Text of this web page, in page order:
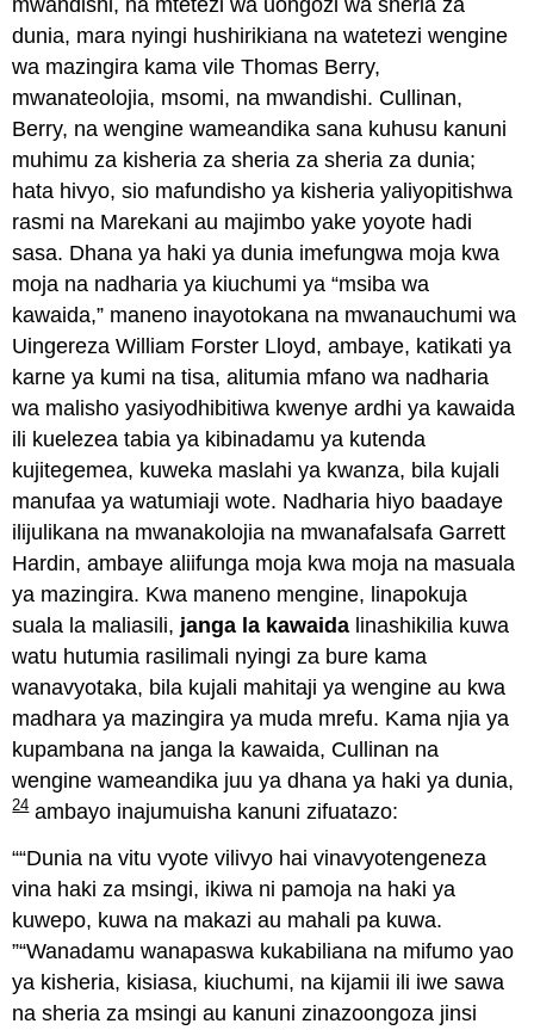
dunia, mara nyingi hushirikiana na watetezi wengine
wa mazingira kama vile Thomas Berry,
mwanateolojia, msomi, na mwandishi. Cullinan,
Berry, na wengine wameandika sana kuhusu kanuni
muhimu za kisheria za sheria za sheria za dunia;
hata hivyo, sio mafundisho ya kisheria yaliyopitishwa
rasmi na Marekani au majimbo yake yoyote hadi
sasa. Dhana ya haki ya dunia imefungwa moja kwa
moja na nadharia ya kiuchumi ya “msiba wa
kawaida,” maneno inayotokana na mwanauchumi wa
Uingereza William Forster Lloyd, ambaye, katikati ya
karne ya kumi na tisa, alitumia mfano wa nadharia
wa malisho yasiyodhibitiwa kwenye ardhi ya kawaida
ili kuelezea tabia ya kibinadamu ya kutenda
kujitegemea, kuweka maslahi ya kwanza, bila kujali
manufaa ya watumiaji wote. Nadharia hiyo baadaye
ilijulikana na mwanakolojia na mwanafalsafa Garrett
Hardin, ambaye aliifunga moja kwa moja na masuala
ya mazingira. Kwa maneno mengine, linapokuja
suala la maliasili, janga la kawaida linashikilia kuwa
watu hutumia rasilimali nyingi za bure kama
wanavyotaka, bila kujali mahitaji ya wengine au kwa
madhara ya mazingira ya muda mrefu. Kama njia ya
kupambana na janga la kawaida, Cullinan na
wengine wameandika juu ya dhana ya haki ya dunia,
24ambayo inajumuisha kanuni zifuatazo:
“Dunia na vitu vyote vilivyo hai vinavyotengeneza
vina haki za msingi, ikiwa ni pamoja na haki ya
kuwepo, kuwa na makazi au mahali pa kuwa.
Wanadamu wanapaswa kukabiliana na mifumo yao
ya kisheria, kisiasa, kiuchumi, na kijamii ili iwe sawa
na sheria za msingi au kanuni zinazoongoza jinsi